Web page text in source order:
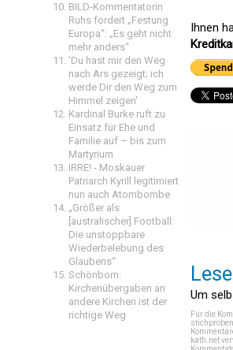
BILD-Kommentatorin
Ruhs fordert „Festung
Europa“: „Es geht nicht
mehr anders“
'Du hast mir den Weg
nach Ars gezeigt; ich
werde Dir den Weg zum
Himmel zeigen'
Kardinal Burke ruft zu
Einsatz für Ehe und
Familie auf – bis zum
Martyrium
IRRE! - Moskauer
Patriarch Kyrill legitimiert
nun auch Atombombe
„Größer als
[australischer] Football:
Die unstoppbare
Wiederbelebung des
Glaubens“
Schönborn:
Kirchenübergaben an
andere Kirchen ist der
richtige Weg
Ihnen
Um
Für die
kath.net